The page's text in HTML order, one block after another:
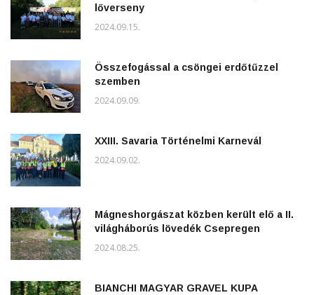
lőverseny
2024.09.15.
Összefogással a csöngei erdőtűzzel
szemben
2024.09.09.
XXIII. Savaria Történelmi Karnevál
2024.09.02.
Mágneshorgászat közben került elő a II.
világháborús lövedék Csepregen
2024.08.25.
BIANCHI MAGYAR GRAVEL KUPA